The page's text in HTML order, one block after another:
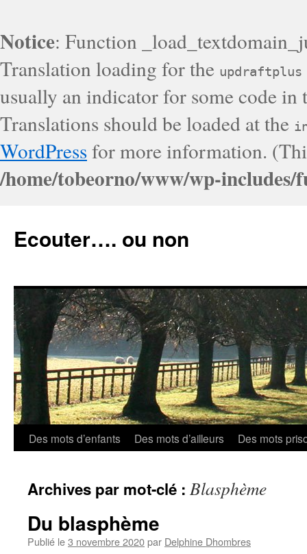
Notice: Function
Translation loading for the updraftplus
usually an indicator for some code
Translations should be loaded at the
WordPressfor more information.
/home/tobeorno/www/wp-includes/
Ecouter…. ou non
Aller
contenu
Des mots d’enfants Des mots d’ailleurs Des mots
Archives par mot-clé : Blasphème
Du blasphème
Publié le3 novembre 2020par Delphine Dhombres